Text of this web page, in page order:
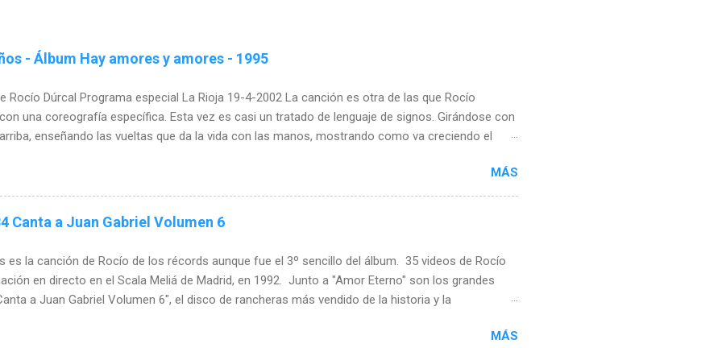
- Álbum Hay amores y amores - 1995
Rocío Dúrcal Programa especial La Rioja 19-4-2002 La canción es otra de las que Rocío
una coreografía específica. Esta vez es casi un tratado de lenguaje de signos. Girándose con
enseñando las vueltas que da la vida con las manos, mostrando como va creciendo el
Es de esas canciones que crees que has oído siempre. Que nunca se han compuesto
han estado ahí. De las canciones que no morirán nunca y atravesarán todas las modas. La
segundo sencillo del álbum pero también se llevó premios como el "Premio Aplauso" como
MÁS
Canta a Juan Gabriel Volumen 6
es la canción de Rocío de los récords aunque fue el 3º sencillo del álbum. 35 videos de Rocío
en directo en el Scala Meliá de Madrid, en 1992. Junto a "Amor Eterno" son los grandes
a Juan Gabriel Volumen 6", el disco de rancheras más vendido de la historia y la
del "Patrimonio de la Cultura Popular y Musical" de México. Los videos de Costumbres vanMÁS